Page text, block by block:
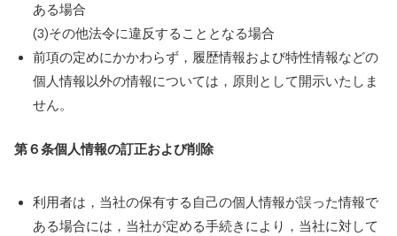
ある場合
(3)その他法令に違反することとなる場合
前項の定めにかかわらず，履歴情報および特性情報などの
個人情報以外の情報については，原則として開示いたしま
せん。
第６条個人情報の訂正および削除
利用者は，当社の保有する自己の個人情報が誤った情報で
ある場合には，当社が定める手続きにより，当社に対して